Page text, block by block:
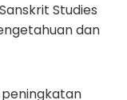
Studies
dan
peningkatan